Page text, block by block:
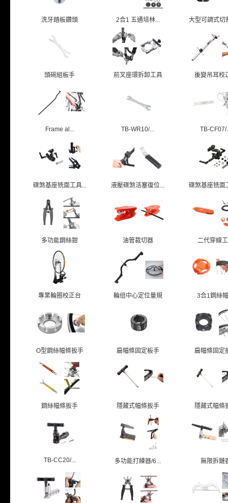
洗牙踏板鑽頭 2合1 五通培林... 大型可調式切
頭碗組板手 前叉座環拆卸工具 後變吊耳校
Frame al... TB-WR10/... TB-CF07/
碟煞基座铣面工具... 液壓碟煞活塞復位... 碟煞基座铣面
多功能鋼絲鉗 油管裁切器 二代穿線
專業輪圈校正台 輪组中心定位量規 3合1鋼絲
O型鋼絲幅條扳手 扁幅條固定板手 扁幅條固定
鋼絲幅條扳手 隱藏式幅條扳手 隱藏式幅條
TB-CC20/... 多功能打練器/6... 無限拆鏈